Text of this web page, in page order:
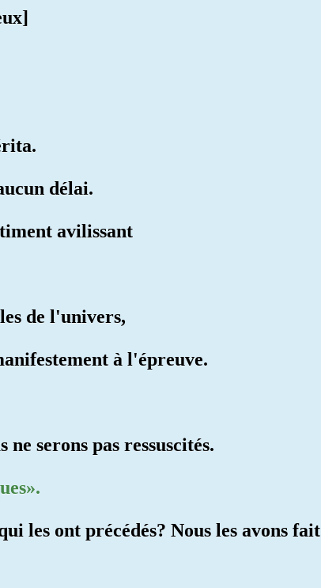
délai.
avilissant
de l'univers,
à l'épreuve.
serons pas ressuscités.
les ont précédés? Nous les avons fait